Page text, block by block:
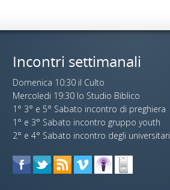
Incontri settimanali
Domenica 10:30 il Culto
Mercoledi 19:30 lo Studio Biblico
1° 3° e 5° Sabato incontro di preghiera
1° e 3° Sabato incontro gruppo youth
2° e 4° Sabato incontro degli universitari